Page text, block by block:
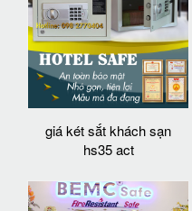
giá két sắt khách sạn
hs35 act